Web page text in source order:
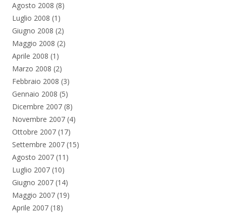
Agosto 2008 (8)
Luglio 2008 (1)
Giugno 2008 (2)
Maggio 2008 (2)
Aprile 2008 (1)
Marzo 2008 (2)
Febbraio 2008 (3)
Gennaio 2008 (5)
Dicembre 2007 (8)
Novembre 2007 (4)
Ottobre 2007 (17)
Settembre 2007 (15)
Agosto 2007 (11)
Luglio 2007 (10)
Giugno 2007 (14)
Maggio 2007 (19)
Aprile 2007 (18)